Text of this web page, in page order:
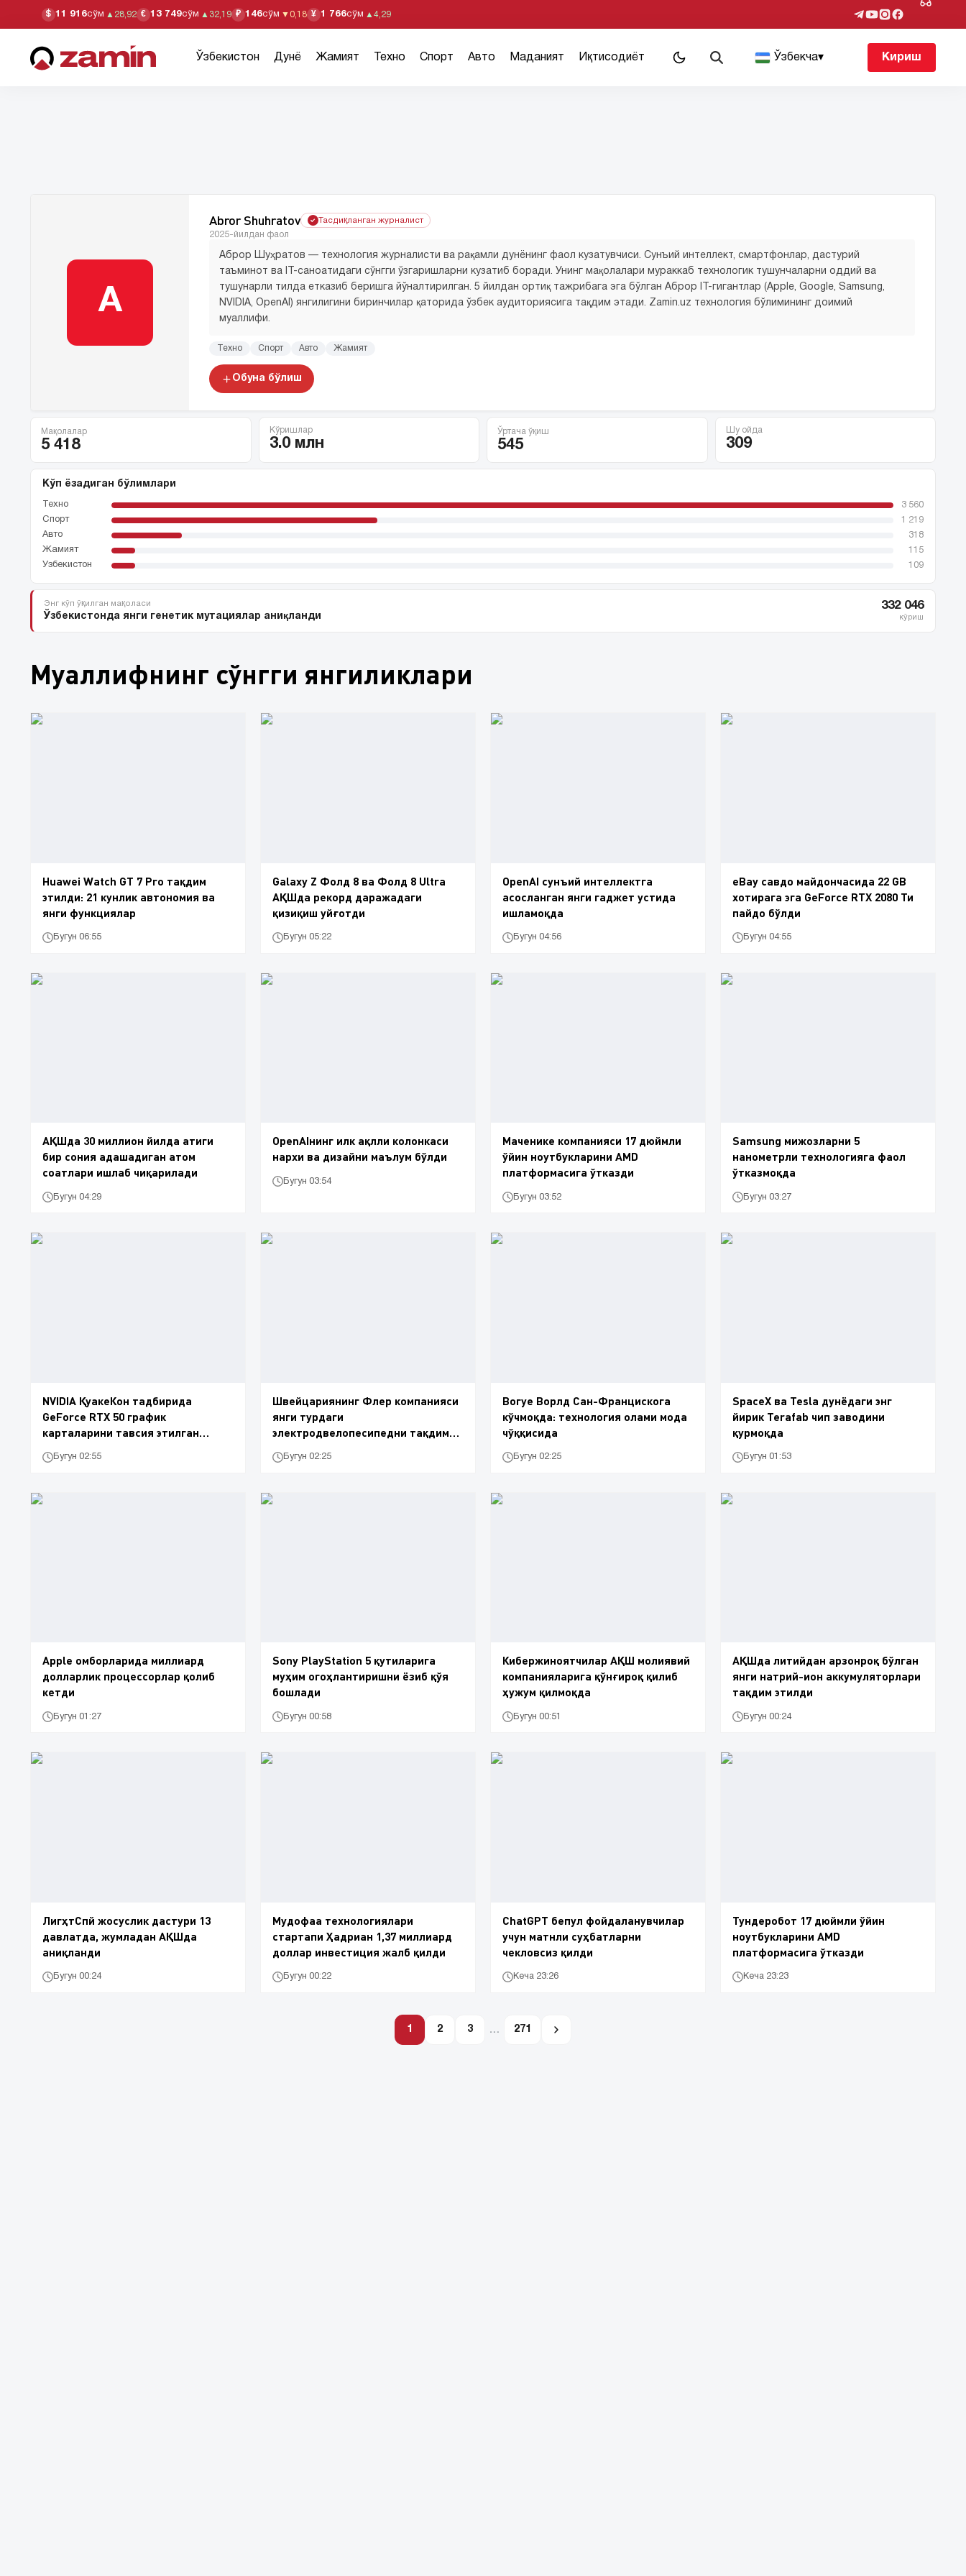
$ 11 916сўм ▲ 28,92 € 13 749сўм ▲ 32,19 ₽ 146сўм ▼ 0,18 ¥ 1 766сўм ▲ 4,29
Ўзбекистон Дунё Жамият Техно Спорт Авто Маданият Иқтисодиёт Ўзбекча▾ Кириш
A
Abror Shuhratov Тасдиқланган журналист
2025-йилдан фаол
Аброр Шуҳратов — технология журналисти ва рақамли дунёнинг фаол кузатувчиси. Сунъий интеллект, смартфонлар, дастурий
таъминот ва IT-саноатидаги сўнгги ўзгаришларни кузатиб боради. Унинг мақолалари мураккаб технологик тушунчаларни оддий ва
тушунарли тилда етказиб беришга йўналтирилган. 5 йилдан ортиқ тажрибага эга бўлган Аброр IT-гигантлар (Apple, Google, Samsung,
NVIDIA, OpenAI) янгилигини биринчилар қаторида ўзбек аудиториясига тақдим этади. Zamin.uz технология бўлимининг доимий
муаллифи.
Техно Спорт Авто Жамият
Обуна бўлиш
Мақолалар
5 418
Кўришлар
3.0 млн
Ўртача ўқиш
545
Шу ойда
309
Кўп ёзадиган бўлимлари
Техно 3 560
Спорт 1 219
Авто 318
Жамият 115
Ўзбекистон 109
Энг кўп ўқилган мақоласи
Ўзбекистонда янги генетик мутациялар аниқланди
332 046
кўриш
Муаллифнинг сўнгги янгиликлари
Huawei Watch GT 7 Pro тақдим
этилди: 21 кунлик автономия ва
янги функциялар
Бугун 06:55
Galaxy Z Фолд 8 ва Фолд 8 Ultra
АҚШда рекорд даражадаги
қизиқиш уйғотди
Бугун 05:22
OpenAI сунъий интеллектга
асосланган янги гаджет устида
ишламоқда
Бугун 04:56
eBay савдо майдончасида 22 GB
хотирага эга GeForce RTX 2080 Ти
пайдо бўлди
Бугун 04:55
АҚШда 30 миллион йилда атиги
бир сония адашадиган атом
соатлари ишлаб чиқарилади
Бугун 04:29
OpenAIнинг илк ақлли колонкаси
нархи ва дизайни маълум бўлди
Бугун 03:54
Маченике компанияси 17 дюймли
ўйин ноутбукларини AMD
платформасига ўтказди
Бугун 03:52
Samsung мижозларни 5
нанометрли технологияга фаол
ўтказмоқда
Бугун 03:27
NVIDIA ҚуакеКон тадбирида
GeForce RTX 50 график
карталарини тавсия этилган
Бугун 02:55
Швейцариянинг Флер компанияси
янги турдаги
электродвелопесипедни тақдим
Бугун 02:25
Вогуе Ворлд Сан-Францискога
кўчмоқда: технология олами мода
чўққисида
Бугун 02:25
SpaceX ва Tesla дунёдаги энг
йирик Terafab чип заводини
қурмоқда
Бугун 01:53
Apple омборларида миллиард
долларлик процессорлар қолиб
кетди
Бугун 01:27
Sony PlayStation 5 қутиларига
муҳим огоҳлантиришни ёзиб қўя
бошлади
Бугун 00:58
Кибержиноятчилар АҚШ молиявий
компанияларига қўнғироқ қилиб
ҳужум қилмоқда
Бугун 00:51
АҚШда литийдан арзонроқ бўлган
янги натрий-ион аккумуляторлари
тақдим этилди
Бугун 00:24
ЛигҳтСпй жосуслик дастури 13
давлатда, жумладан АҚШда
аниқланди
Бугун 00:24
Мудофаа технологиялари
стартапи Ҳадриан 1,37 миллиард
доллар инвестиция жалб қилди
Бугун 00:22
ChatGPT бепул фойдаланувчилар
учун матнли суҳбатларни
чекловсиз қилди
Кеча 23:26
Тундеробот 17 дюймли ўйин
ноутбукларини AMD
платформасига ўтказди
Кеча 23:23
1 2 3 … 271